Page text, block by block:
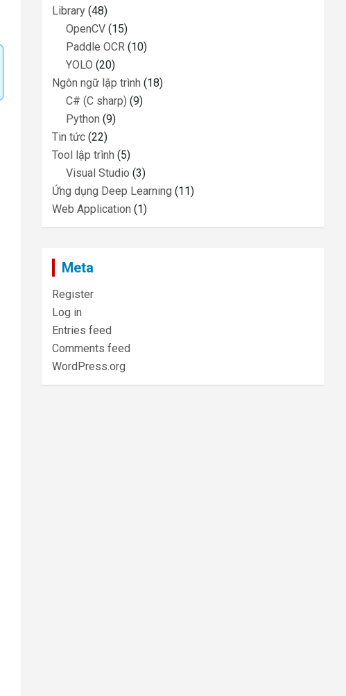
Library (48)
OpenCV (15)
Paddle OCR (10)
YOLO (20)
Ngôn ngữ lập trình (18)
C# (C sharp) (9)
Python (9)
Tin tức (22)
Tool lập trình (5)
Visual Studio (3)
Ứng dụng Deep Learning (11)
Web Application (1)
Meta
Register
Log in
Entries feed
Comments feed
WordPress.org